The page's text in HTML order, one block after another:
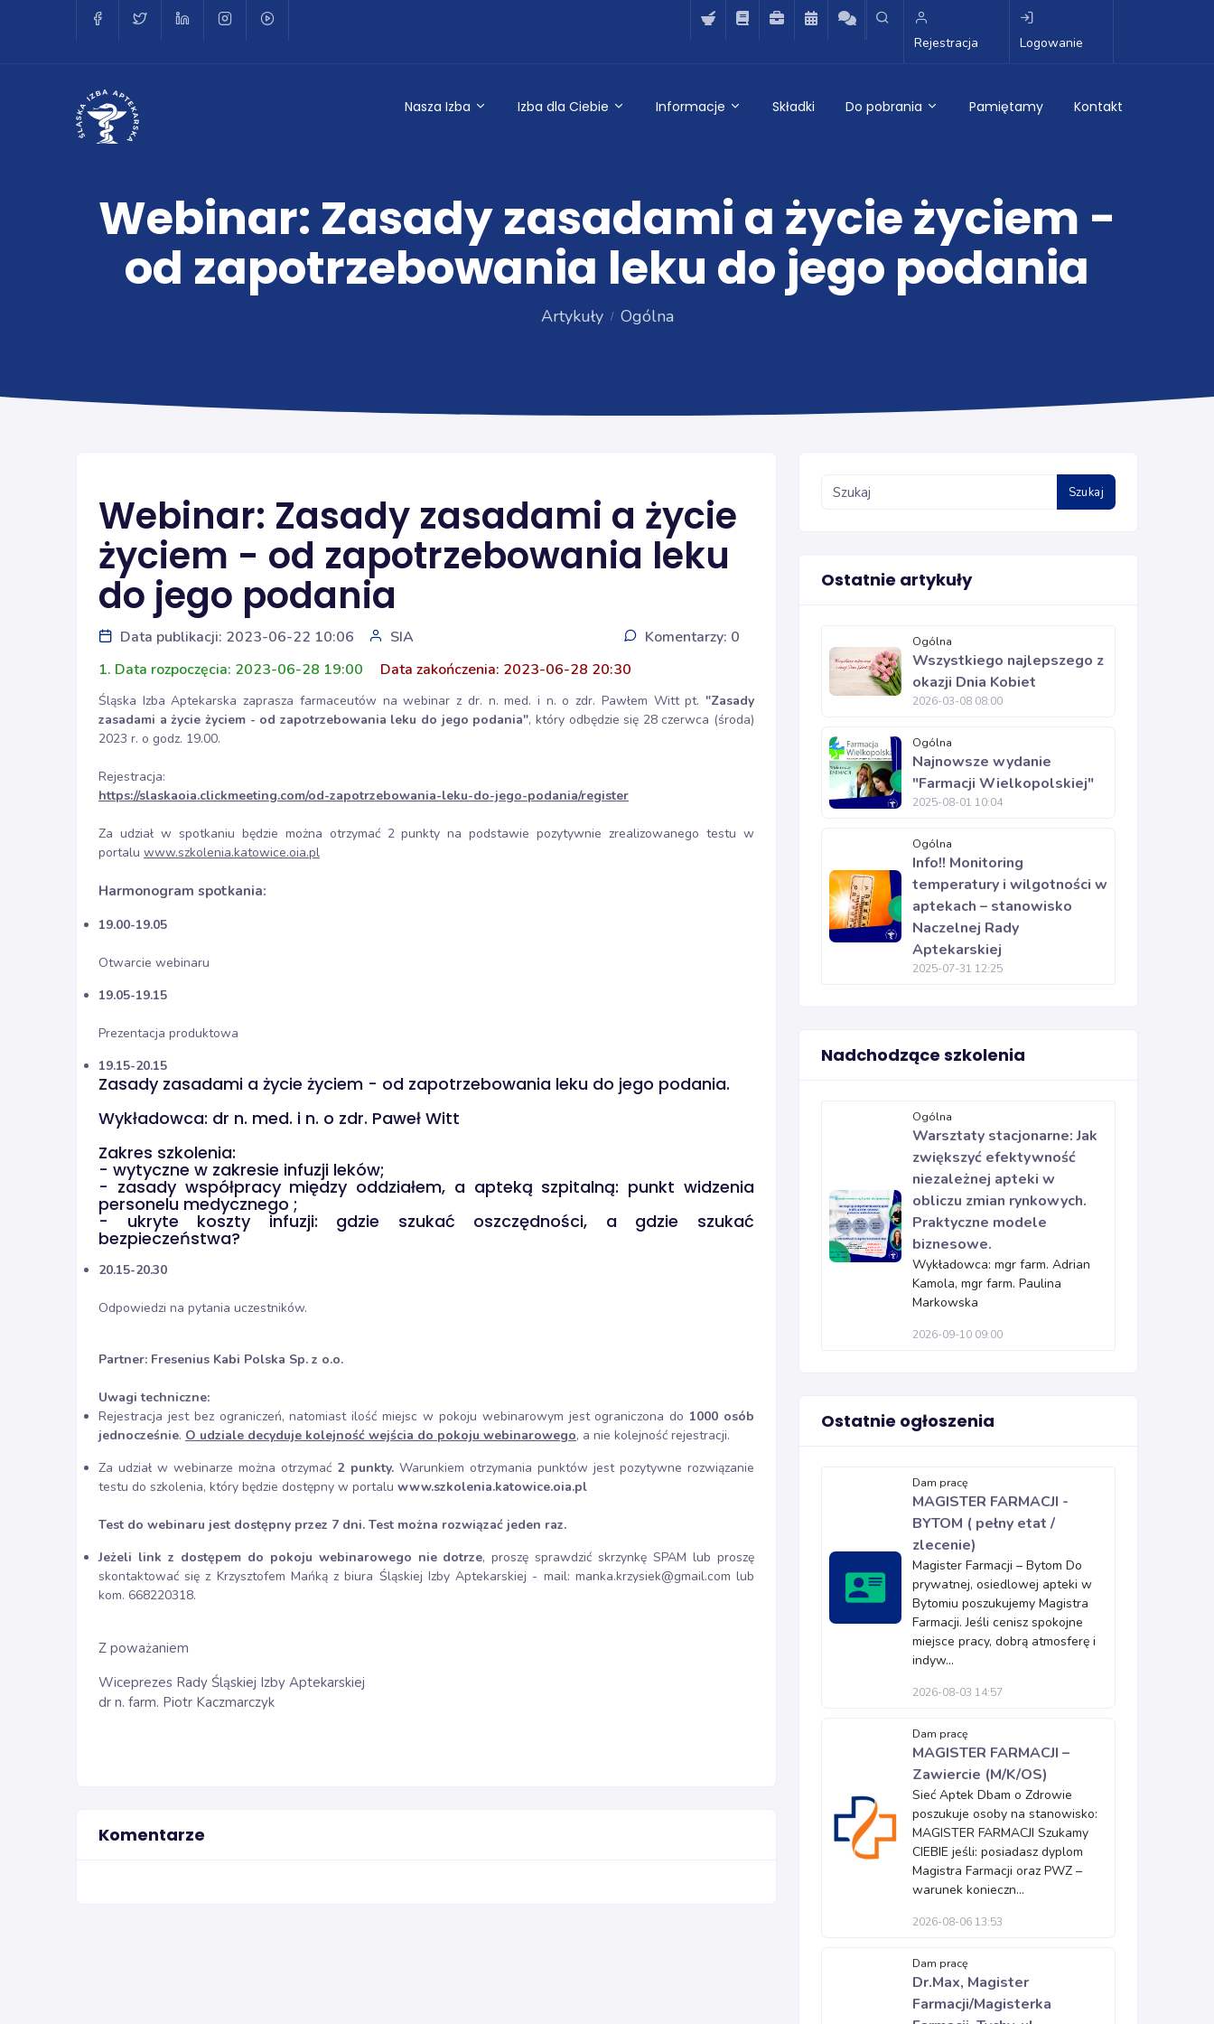
Rejestracja Logowanie
Nasza Izba Izba dla Ciebie Informacje Składki Do pobrania Pamiętamy Kontakt
Webinar: Zasady zasadami a życie życiem -
od zapotrzebowania leku do jego podania
Artykuły Ogólna
Webinar: Zasady zasadami a życie
życiem - od zapotrzebowania leku
do jego podania
Data publikacji: 2023-06-22 10:06 SIA
Komentarzy: 0
1. Data rozpoczęcia: 2023-06-28 19:00
Data zakończenia: 2023-06-28 20:30
Śląska Izba Aptekarska zaprasza farmaceutów na webinar z dr. n. med. i n. o zdr. Pawłem Witt pt. "Zasady
zasadami a życie życiem - od zapotrzebowania leku do jego podania", który odbędzie się 28 czerwca (środa)
2023 r. o godz. 19.00.
Rejestracja:
https://slaskaoia.clickmeeting.com/od-zapotrzebowania-leku-do-jego-podania/register
Za udział w spotkaniu będzie można otrzymać 2 punkty na podstawie pozytywnie zrealizowanego testu w
portalu www.szkolenia.katowice.oia.pl
Harmonogram spotkania:
19.00-19.05
Otwarcie webinaru
19.05-19.15
Prezentacja produktowa
19.15-20.15
Zasady zasadami a życie życiem - od zapotrzebowania leku do jego podania.
Wykładowca: dr n. med. i n. o zdr. Paweł Witt
Zakres szkolenia:
- wytyczne w zakresie infuzji leków;
- zasady współpracy między oddziałem, a apteką szpitalną: punkt widzenia
personelu medycznego ;
- ukryte koszty infuzji: gdzie szukać oszczędności, a gdzie szukać
bezpieczeństwa?
20.15-20.30
Odpowiedzi na pytania uczestników.
Partner: Fresenius Kabi Polska Sp. z o.o.
Uwagi techniczne:
Rejestracja jest bez ograniczeń, natomiast ilość miejsc w pokoju webinarowym jest ograniczona do 1000 osób
jednocześnie. O udziale decyduje kolejność wejścia do pokoju webinarowego, a nie kolejność rejestracji.
Za udział w webinarze można otrzymać 2 punkty.Warunkiem otrzymania punktów jest pozytywne rozwiązanie
testu do szkolenia, który będzie dostępny w portalu www.szkolenia.katowice.oia.pl
Test do webinaru jest dostępny przez 7 dni. Test można rozwiązać jeden raz.
Jeżeli link z dostępem do pokoju webinarowego nie dotrze, proszę sprawdzić skrzynkę SPAM lub proszę
skontaktować się z Krzysztofem Mańką z biura Śląskiej Izby Aptekarskiej - mail: manka.krzysiek@gmail.com lub
kom. 668220318.
Z poważaniem
Wiceprezes Rady Śląskiej Izby Aptekarskiej
dr n. farm. Piotr Kaczmarczyk
Komentarze
Szukaj
Ostatnie artykuły
Ogólna
Wszystkiego najlepszego z
okazji Dnia Kobiet
2026-03-08 08:00
Ogólna
Najnowsze wydanie
"Farmacji Wielkopolskiej"
2025-08-01 10:04
Ogólna
Info!! Monitoring
temperatury i wilgotności w
aptekach – stanowisko
Naczelnej Rady
Aptekarskiej
2025-07-31 12:25
Nadchodzące szkolenia
Ogólna
Warsztaty stacjonarne: Jak
zwiększyć efektywność
niezależnej apteki w
obliczu zmian rynkowych.
Praktyczne modele
biznesowe.
Wykładowca: mgr farm. Adrian
Kamola, mgr farm. Paulina
Markowska
2026-09-10 09:00
Ostatnie ogłoszenia
Dam pracę
MAGISTER FARMACJI -
BYTOM ( pełny etat /
zlecenie)
Magister Farmacji – Bytom Do
prywatnej, osiedlowej apteki w
Bytomiu poszukujemy Magistra
Farmacji. Jeśli cenisz spokojne
miejsce pracy, dobrą atmosferę i
indyw...
2026-08-03 14:57
Dam pracę
MAGISTER FARMACJI –
Zawiercie (M/K/OS)
Sieć Aptek Dbam o Zdrowie
poszukuje osoby na stanowisko:
MAGISTER FARMACJI Szukamy
CIEBIE jeśli: posiadasz dyplom
Magistra Farmacji oraz PWZ –
warunek konieczn...
2026-08-06 13:53
Dam pracę
Dr.Max, Magister
Farmacji/Magisterka